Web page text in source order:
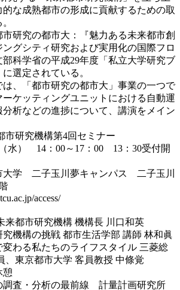
な成熟都市の形成に貢献するための取
研究の都市大：『魅力ある未来都市創
グシティ研究および実用化の国際フロ
科学省の平成29年度「私立大学研究ブ
選定されている。
、「都市研究の都市大」事業の一つで
ケッティングユニットにおける自動運
析などの進捗について、講演をメイン
研究機構第4回セミナー
水） 14：00～17：00 13：30受付開
大学 二子玉川夢キャンパス 二子玉川
access/
都市研究機構 機構長 川口和英
機構の挑戦 都市生活学部 講師 林和眞
わる私たちのライフスタイル 三菱総
、東京都市大学 客員教授 中條覚
憩
査・分析の最前線 計量計画研究所